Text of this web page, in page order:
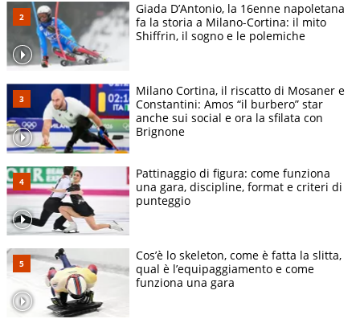
Giada D’Antonio, la 16enne napoletana
fa la storia a Milano-Cortina: il mito
Shiffrin, il sogno e le polemiche
Milano Cortina, il riscatto di Mosaner e
Constantini: Amos “il burbero” star
anche sui social e ora la sfilata con
Brignone
Pattinaggio di figura: come funziona
una gara, discipline, format e criteri di
punteggio
Cos’è lo skeleton, come è fatta la slitta,
qual è l’equipaggiamento e come
funziona una gara